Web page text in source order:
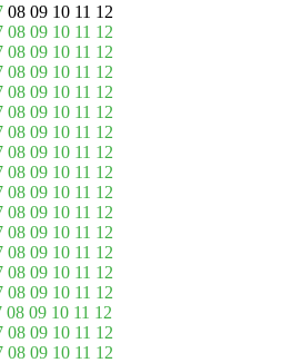
08 09 10 11 12
08 09 10 11 12
08 09 10 11 12
08 09 10 11 12
08 09 10 11 12
08 09 10 11 12
08 09 10 11 12
08 09 10 11 12
08 09 10 11 12
08 09 10 11 12
08 09 10 11 12
08 09 10 11 12
08 09 10 11 12
08 09 10 11 12
08 09 10 11 12
08 09 10 11 12
08 09 10 11 12
08 09 10 11 12